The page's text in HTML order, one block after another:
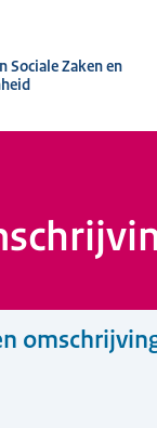
Sociale Zaken en